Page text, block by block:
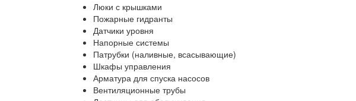
Люки с крышками
Пожарные гидранты
Датчики уровня
Напорные системы
Патрубки (наливные, всасывающие)
Шкафы управления
Арматура для спуска насосов
Вентиляционные трубы